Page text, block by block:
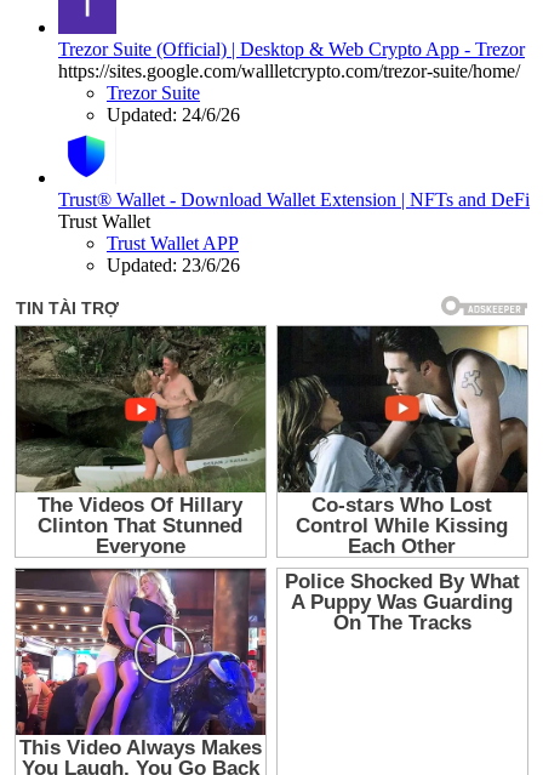
Trezor Suite (Official) | Desktop & Web Crypto App - Trezor
https://sites.google.com/wallletcrypto.com/trezor-suite/home/
Trezor Suite
Updated: 24/6/26
Trust® Wallet - Download Wallet Extension | NFTs and DeFi
Trust Wallet
Trust Wallet APP
Updated: 23/6/26